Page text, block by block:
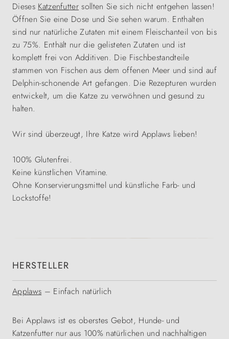
Dieses Katzenfutter sollten Sie sich nicht entgehen lassen!
Öffnen Sie eine Dose und Sie sehen warum. Enthalten
sind nur natürliche Zutaten mit einem Fleischanteil von bis
zu 75%. Enthält nur die gelisteten Zutaten und ist
komplett frei von Additiven. Die Fischbestandteile
stammen von Fischen aus dem offenen Meer und sind auf
Delphin-schonende Art gefangen. Die Rezepturen wurden
entwickelt, um die Katze zu verwöhnen und gesund zu
halten.
Wir sind überzeugt, Ihre Katze wird Applaws lieben!
100% Glutenfrei.
Keine künstlichen Vitamine.
Ohne Konservierungsmittel und künstliche Farb- und
Lockstoffe!
HERSTELLER
Applaws – Einfach natürlich
Bei Applaws ist es oberstes Gebot, Hunde- und
Katzenfutter nur aus 100% natürlichen und nachhaltigen